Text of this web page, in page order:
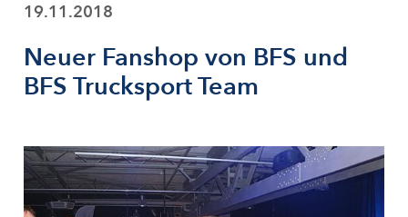
19.11.2018
Neuer Fanshop von BFS und
BFS Trucksport Team